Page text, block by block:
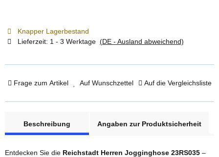
Knapper Lagerbestand
Lieferzeit: 1 - 3 Werktage (DE - Ausland abweichend)
Frage zum Artikel Auf Wunschzettel Auf die Vergleichsliste
Beschreibung
Angaben zur Produktsicherheit
Entdecken Sie die Reichstadt Herren Jogginghose 23RS035 –